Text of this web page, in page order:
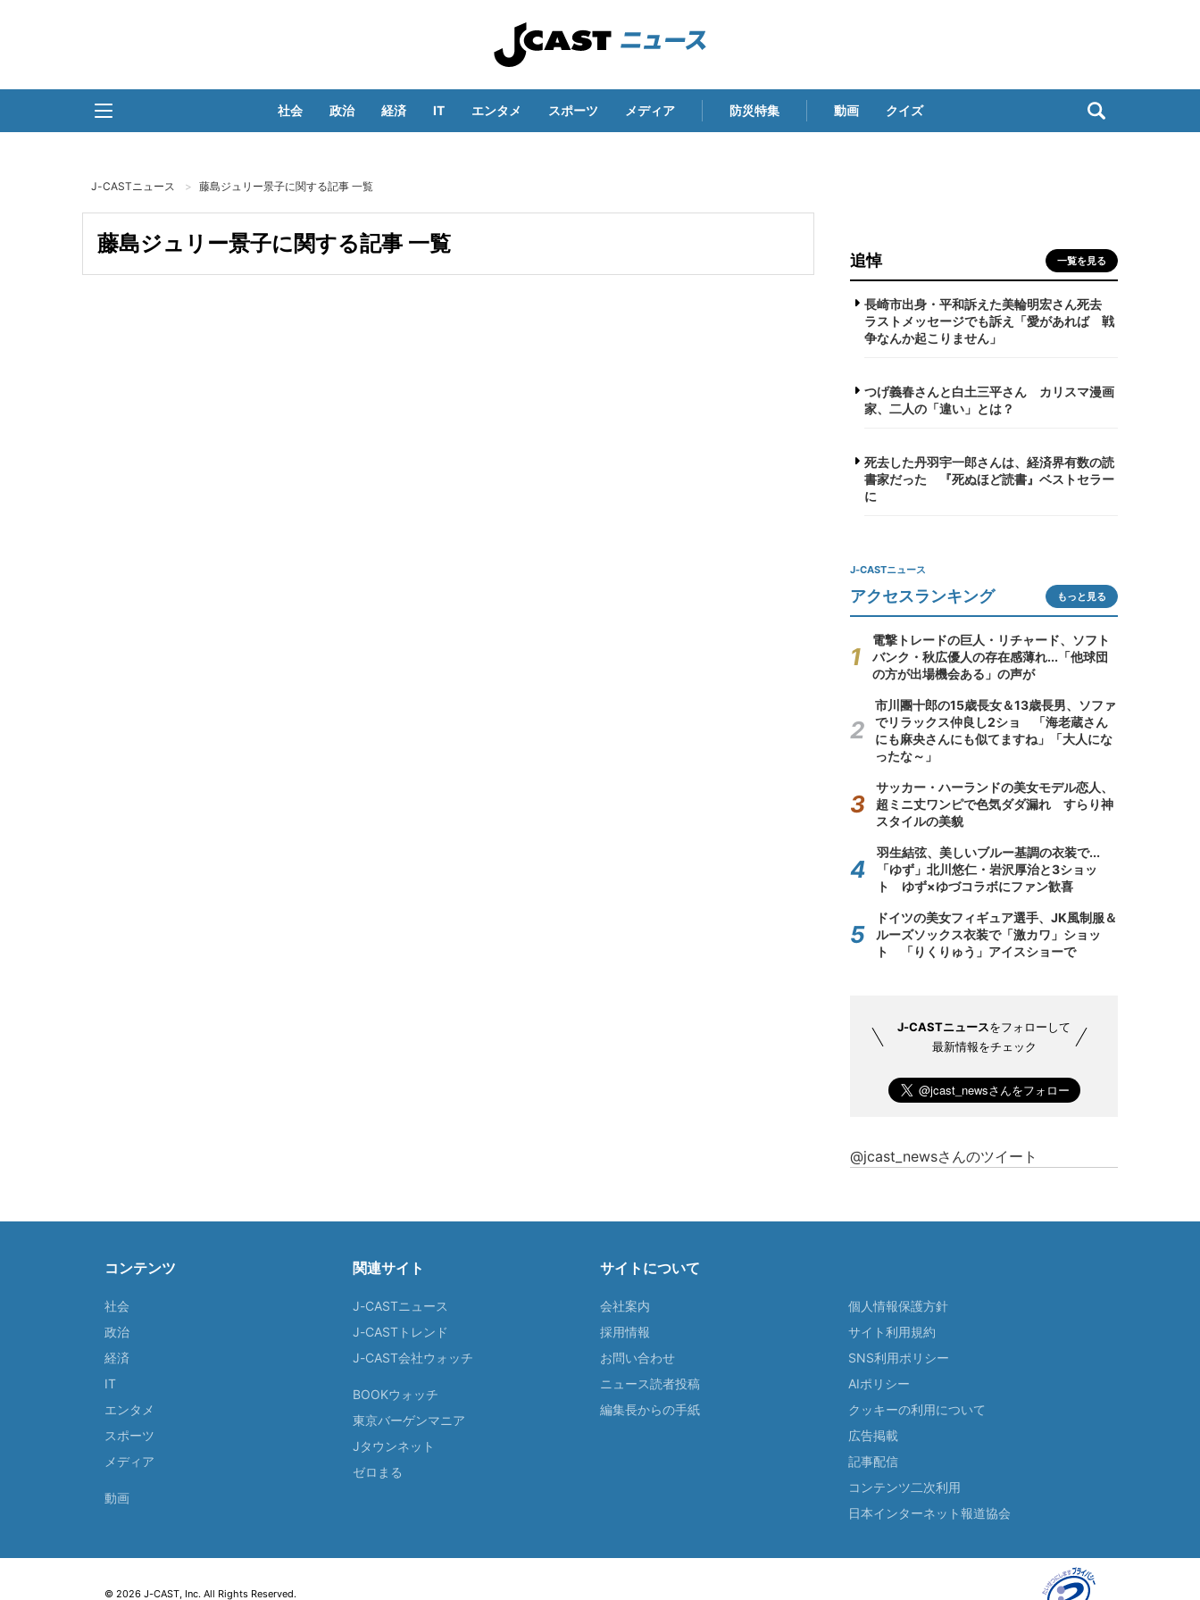
社会 政治 経済 IT エンタメ スポーツ メディア 防災特集 動画 クイズ
J-CASTニュース 藤島ジュリー景子に関する記事 一覧
藤島ジュリー景子に関する記事 一覧
追悼 一覧を見る
長崎市出身・平和訴えた美輪明宏さん死去
ラストメッセージでも訴え「愛があれば 戦
争なんか起こりません」
つげ義春さんと白土三平さん カリスマ漫画
家、二人の「違い」とは？
死去した丹羽宇一郎さんは、経済界有数の読
書家だった 『死ぬほど読書』ベストセラー
に
J-CASTニュース
アクセスランキング もっと見る
電撃トレードの巨人・リチャード、ソフト
バンク・秋広優人の存在感薄れ...「他球団
の方が出場機会ある」の声が
市川團十郎の15歳長女＆13歳長男、ソファ
でリラックス仲良し2ショ 「海老蔵さん
にも麻央さんにも似てますね」「大人にな
ったな～」
サッカー・ハーランドの美女モデル恋人、
超ミニ丈ワンピで色気ダダ漏れ すらり神
スタイルの美貌
羽生結弦、美しいブルー基調の衣装で...
「ゆず」北川悠仁・岩沢厚治と3ショッ
ト ゆず×ゆづコラボにファン歓喜
ドイツの美女フィギュア選手、JK風制服＆
ルーズソックス衣装で「激カワ」ショッ
ト 「りくりゅう」アイスショーで
J-CASTニュースをフォローして
最新情報をチェック
@jcast_newsさんのツイート
コンテンツ
社会
政治
経済
IT
エンタメ
スポーツ
メディア
動画
関連サイト
J-CASTニュース
J-CASTトレンド
J-CAST会社ウォッチ
BOOKウォッチ
東京バーゲンマニア
Jタウンネット
ゼロまる
サイトについて
会社案内
採用情報
お問い合わせ
ニュース読者投稿
編集長からの手紙
個人情報保護方針
サイト利用規約
SNS利用ポリシー
AIポリシー
クッキーの利用について
広告掲載
記事配信
コンテンツ二次利用
日本インターネット報道協会
© 2026 J-CAST, Inc. All Rights Reserved.